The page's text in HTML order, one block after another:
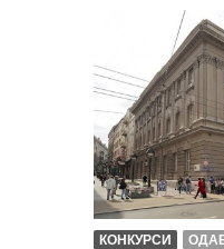
КОНКУРСИ